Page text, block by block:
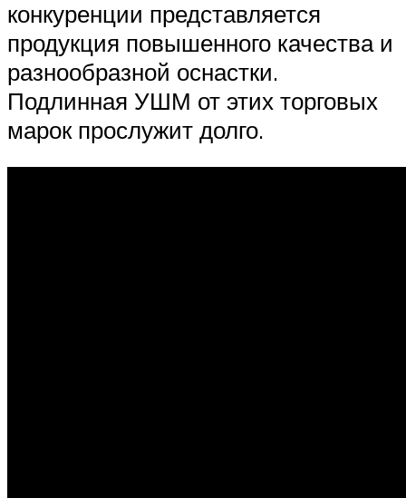
конкуренции представляется
продукция повышенного качества и
разнообразной оснастки.
Подлинная УШМ от этих торговых
марок прослужит долго.